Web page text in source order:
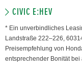
CIVIC E:HEV
* Ein unverbindliches
Landstraße 222–226,
Preisempfehlung von
entsprechender Bonität